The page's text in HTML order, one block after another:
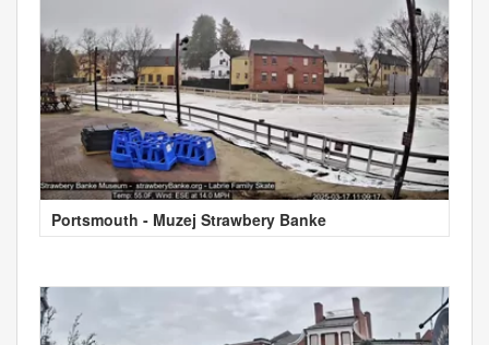
Portsmouth - Muzej Strawbery Banke